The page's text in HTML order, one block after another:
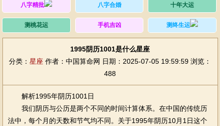
八字精批 八字合婚 十年大运
测桃花运 手机吉凶 测终生运
1995阴历1001是什么星座
分类： 星座 作者：中国算命网 日期：2025-07-05 19:59:59 浏览：
488
解析1995年阴历1001日
我们阴历与公历是两个不同的时间计算体系。在中国的传统历
法中，每个月的天数和节气均不同。关于1995年阴历10月1日这个